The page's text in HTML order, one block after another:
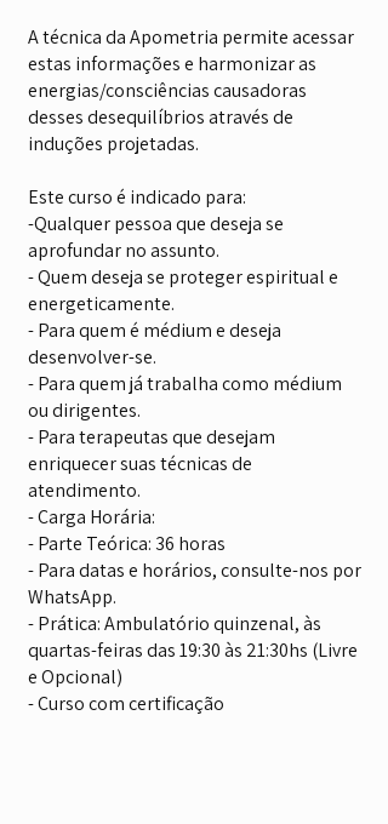
A técnica da Apometria permite acessar
estas informações e harmonizar as
energias/consciências causadoras
desses desequilíbrios através de
induções projetadas.
Este curso é indicado para:
-Qualquer pessoa que deseja se
aprofundar no assunto.
- Quem deseja se proteger espiritual e
energeticamente.
- Para quem é médium e deseja
desenvolver-se.
- Para quem já trabalha como médium
ou dirigentes.
- Para terapeutas que desejam
enriquecer suas técnicas de
atendimento.
- Carga Horária:
- Parte Teórica: 36 horas
- Para datas e horários, consulte-nos por
WhatsApp.
- Prática: Ambulatório quinzenal, às
quartas-feiras das 19:30 às 21:30hs (Livre
e Opcional)
- Curso com certificação